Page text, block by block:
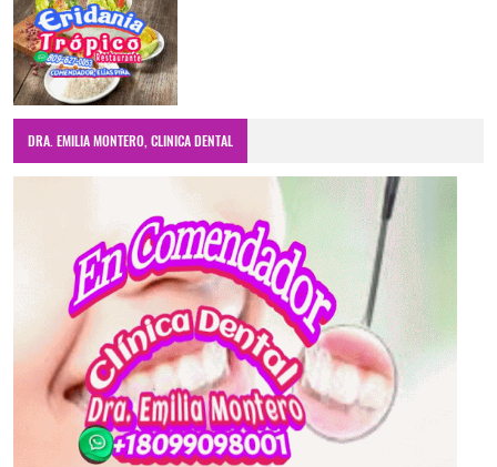
DRA. EMILIA MONTERO, CLINICA DENTAL